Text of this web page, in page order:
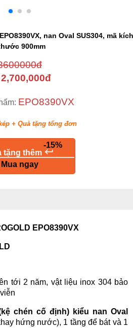
nan Oval SUS304, mã kích
900mm
2,700,000đ
EPO8390VX
+ Quà tặng tổng đơn
-15%
tặng thêm keyboard_return
Mua ngay
EPO8390VX
tới 2 năm, vật liệu inox 304 bảo
chén cố định) kiểu nan Oval
hứng nước), 1 tầng để bát và 1